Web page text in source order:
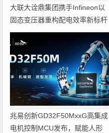
大联大诠鼎集团携手Infineon以
固态变压器重构配电效率新标杆
兆易创新GD32F50MxxG高集成
电机控制MCU发布，赋能人形